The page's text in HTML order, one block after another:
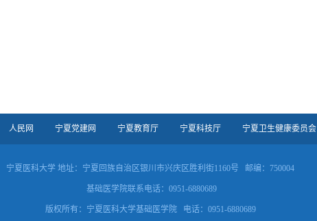
人民网 宁夏党建网 宁夏教育厅 宁夏科技厅 宁夏卫生健康委员会
宁夏医科大学 地址：宁夏回族自治区银川市兴庆区胜利街1160号 邮编：750004
基础医学院联系电话：0951-6880689
版权所有：宁夏医科大学基础医学院 电话：0951-6880689